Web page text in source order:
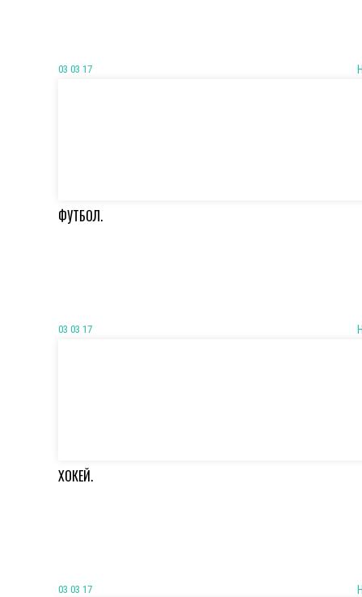
03 03 17
ФУТБОЛ.
03 03 17
ХОКЕЙ.
03 03 17